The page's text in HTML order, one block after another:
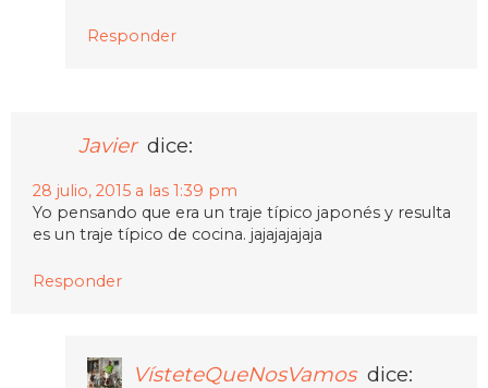
Responder
Javier dice:
28 julio, 2015 a las 1:39 pm
Yo pensando que era un traje típico japonés y resulta
es un traje típico de cocina. jajajajajaja
Responder
VísteteQueNosVamos dice: